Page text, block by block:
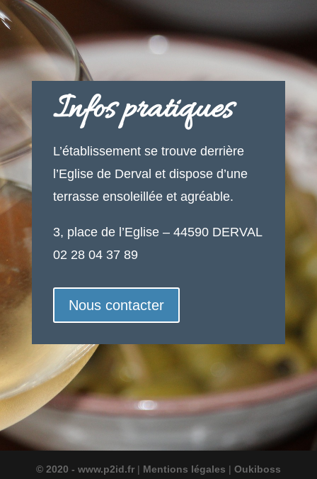
Infos pratiques
L’établissement se trouve derrière
l’Eglise de Derval et dispose d’une
terrasse ensoleillée et agréable.
3, place de l’Eglise – 44590 DERVAL
02 28 04 37 89
Nous contacter
© 2020 - www.p2id.fr| Mentions légales | Oukiboss